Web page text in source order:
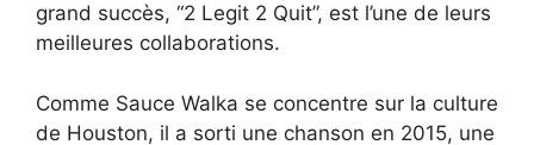
grand succès, “2 Legit 2 Quit”, est l’une de leurs
meilleures collaborations.
Comme Sauce Walka se concentre sur la culture
de Houston, il a sorti une chanson en 2015, une